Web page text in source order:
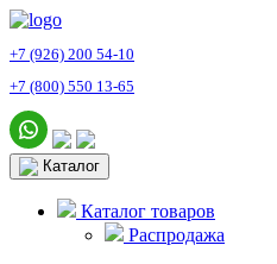
+7 (926) 200 54-10
+7 (800) 550 13-65
Каталог
Каталог товаров
Распродажа